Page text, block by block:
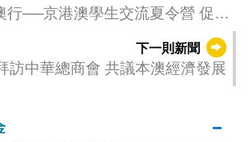
行──京港澳學生交流夏令營 促三
下一則新聞
訪中華總商會 共議本澳經濟發展